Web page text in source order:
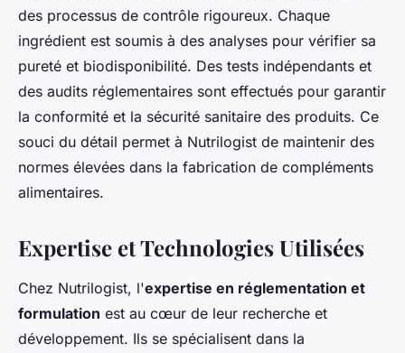
des processus de contrôle rigoureux. Chaque
ingrédient est soumis à des analyses pour vérifier sa
pureté et biodisponibilité. Des tests indépendants et
des audits réglementaires sont effectués pour garantir
la conformité et la sécurité sanitaire des produits. Ce
souci du détail permet à Nutrilogist de maintenir des
normes élevées dans la fabrication de compléments
alimentaires.
Expertise et Technologies Utilisées
Chez Nutrilogist, l'expertise en réglementation et
formulation est au cœur de leur recherche et
développement. Ils se spécialisent dans la